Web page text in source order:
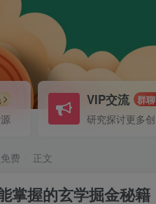
VIP交流 群
费 正文
掌握的玄学掘金秘